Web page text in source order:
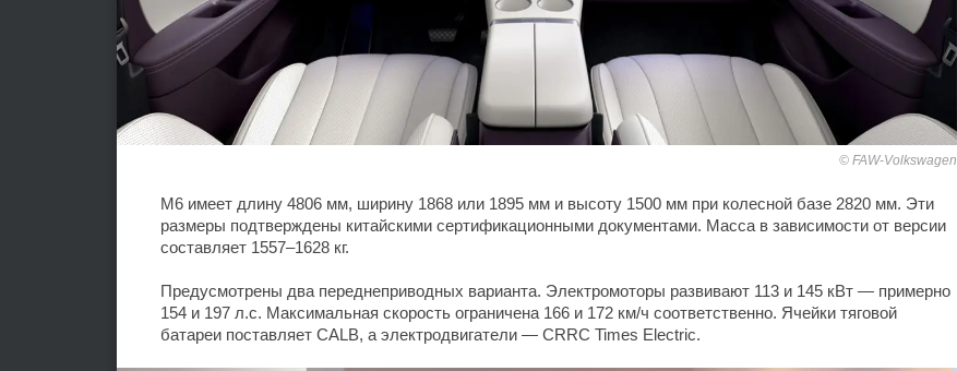
FAW-Volkswagen
M6 имеет длину 4806 мм, ширину 1868 или 1895 мм и высоту 1500 мм при колесной базе 2820 мм. Эти
размеры подтверждены китайскими сертификационными документами. Масса в зависимости от версии
составляет 1557–1628 кг.
Предусмотрены два переднеприводных варианта. Электромоторы развивают 113 и 145 кВт — примерно
154 и 197 л.с. Максимальная скорость ограничена 166 и 172 км/ч соответственно. Ячейки тяговой
батареи поставляет CALB, а электродвигатели — CRRC Times Electric.